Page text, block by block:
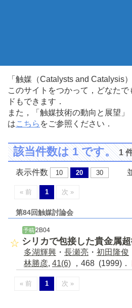
「触媒（Catalysts and Catalysis
このサイトをつかって，どなた
ドもできます．
また，「触媒技術の動向と展望
はこちら をご参照ください．
該当件数は 1 です。1
表示件数 10 20 30 並
« 前 1 次 »
第84回触媒討論会
予稿 2B04
シリカで包接した貴金属
多湖輝興 ・ 長瀬亮 ・ 初田隆俊
林勝彦, 41(6) ，468 (1999)．
« 前 1 次 »